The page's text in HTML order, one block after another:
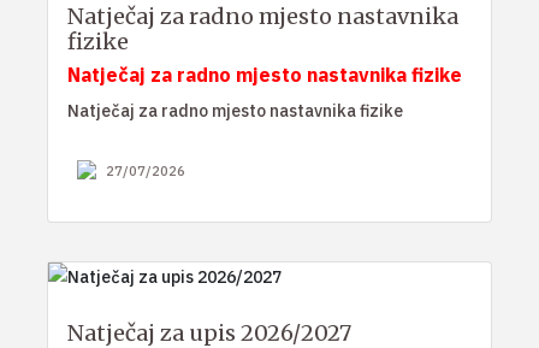
Natječaj za radno mjesto nastavnika
fizike
Natječaj za radno mjesto nastavnika fizike
Natječaj za radno mjesto nastavnika fizike
27/07/2026
Natječaj za upis 2026/2027